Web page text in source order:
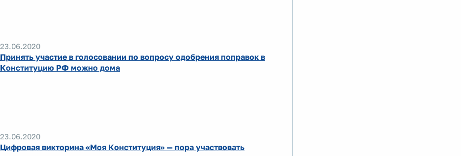
23.06.2020
Принять участие в голосовании по вопросу одобрения поправок в
Конституцию РФ можно дома
23.06.2020
Цифровая викторина «Моя Конституция» — пора участвовать